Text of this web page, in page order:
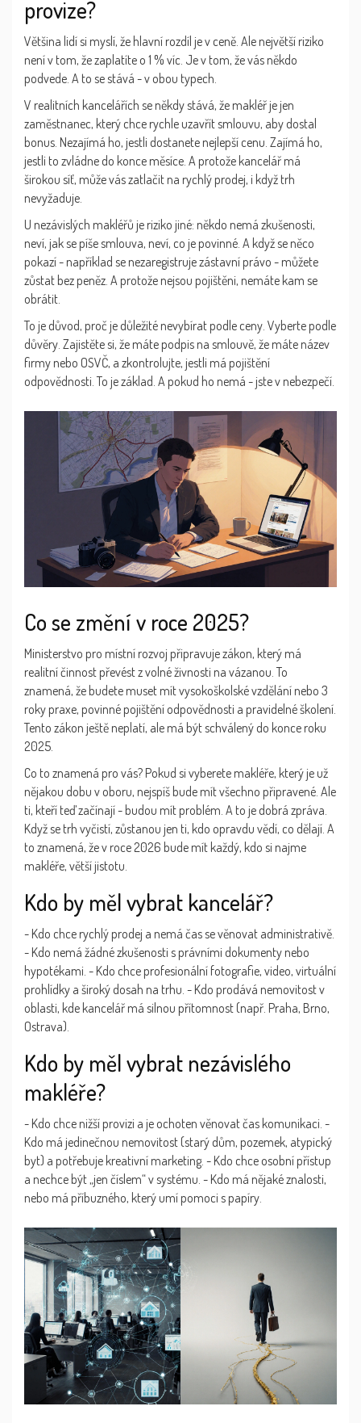
provize?
Většina lidí si myslí, že hlavní rozdíl je v ceně. Ale největší riziko
není v tom, že zaplatíte o 1 % víc. Je v tom, že vás někdo
podvede. A to se stává - v obou typech.
V realitních kancelářích se někdy stává, že makléř je jen
zaměstnanec, který chce rychle uzavřít smlouvu, aby dostal
bonus. Nezajímá ho, jestli dostanete nejlepší cenu. Zajímá ho,
jestli to zvládne do konce měsíce. A protože kancelář má
širokou síť, může vás zatlačit na rychlý prodej, i když trh
nevyžaduje.
U nezávislých makléřů je riziko jiné: někdo nemá zkušenosti,
neví, jak se píše smlouva, neví, co je povinné. A když se něco
pokazí - například se nezaregistruje zástavní právo - můžete
zůstat bez peněz. A protože nejsou pojištěni, nemáte kam se
obrátit.
To je důvod, proč je důležité nevybírat podle ceny. Vyberte podle
důvěry. Zajistěte si, že máte podpis na smlouvě, že máte název
firmy nebo OSVČ, a zkontrolujte, jestli má pojištění
odpovědnosti. To je základ. A pokud ho nemá - jste v nebezpečí.
Co se změní v roce 2025?
Ministerstvo pro místní rozvoj připravuje zákon, který má
realitní činnost převést z volné živnosti na vázanou. To
znamená, že budete muset mít vysokoškolské vzdělání nebo 3
roky praxe, povinné pojištění odpovědnosti a pravidelné školení.
Tento zákon ještě neplatí, ale má být schválený do konce roku
2025.
Co to znamená pro vás? Pokud si vyberete makléře, který je už
nějakou dobu v oboru, nejspíš bude mít všechno připravené. Ale
ti, kteří teď začínají - budou mít problém. A to je dobrá zpráva.
Když se trh vyčistí, zůstanou jen ti, kdo opravdu vědí, co dělají. A
to znamená, že v roce 2026 bude mít každý, kdo si najme
makléře, větší jistotu.
Kdo by měl vybrat kancelář?
- Kdo chce rychlý prodej a nemá čas se věnovat administrativě.
- Kdo nemá žádné zkušenosti s právními dokumenty nebo
hypotékami. - Kdo chce profesionální fotografie, video, virtuální
prohlídky a široký dosah na trhu. - Kdo prodává nemovitost v
oblasti, kde kancelář má silnou přítomnost (např. Praha, Brno,
Ostrava).
Kdo by měl vybrat nezávislého
makléře?
- Kdo chce nižší provizi a je ochoten věnovat čas komunikaci. -
Kdo má jedinečnou nemovitost (starý dům, pozemek, atypický
byt) a potřebuje kreativní marketing. - Kdo chce osobní přístup
a nechce být „jen číslem“ v systému. - Kdo má nějaké znalosti,
nebo má příbuzného, který umí pomoci s papíry.